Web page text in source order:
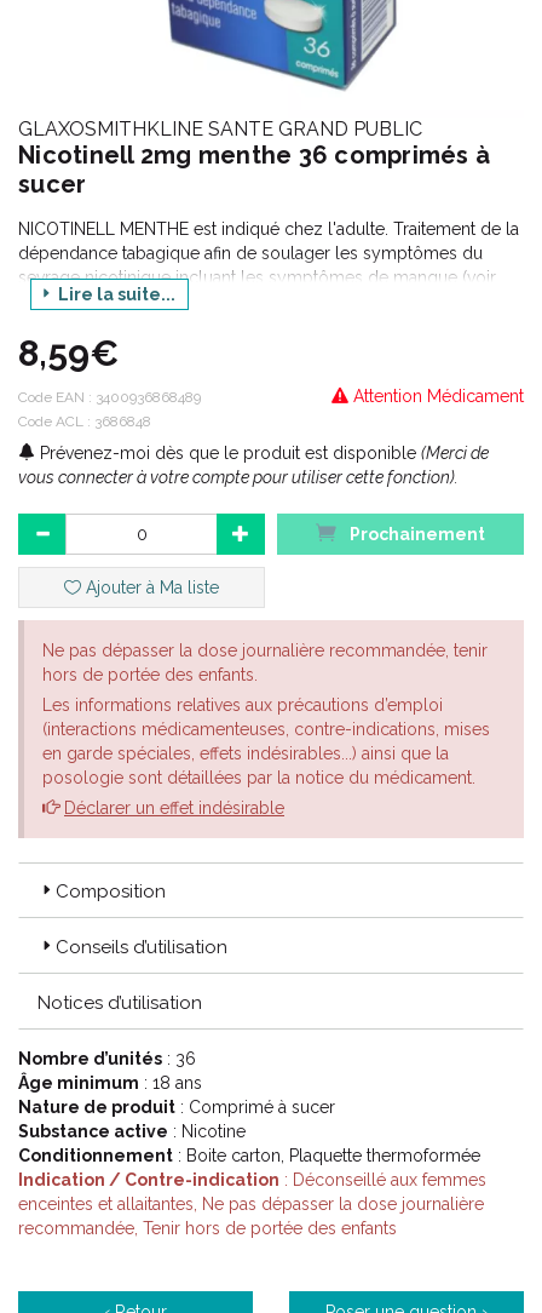
GLAXOSMITHKLINE SANTE GRAND PUBLIC
Nicotinell 2mg menthe 36 comprimés à
sucer
NICOTINELL MENTHE est indiqué chez l'adulte. Traitement de la
dépendance tabagique afin de soulager les symptômes du
sevrage nicotinique incluant les symptômes de manque (voir
section Propriétés pharmacodynamiques), dans le but de
consommation chez les fumeurs motivés à l'arrêt. L'arrêt
complet du tabac est l'objectif final. NICOTINELL MENTHE 2 mg,
comprimé à sucer est à utiliser chez les sujets ayant de sévères
symptômes de sevrage tabagique. Une prise en charge adaptée
augmente les chances de succès à l'arrêt du tabac.
Lire la suite...
8,59€
Attention Médicament
Code EAN : 3400936868489
Code ACL : 3686848
Prévenez-moi dès que le produit est disponible (Merci de
vous connecter à votre compte pour utiliser cette fonction).
Prochainement
Ajouter à Ma liste
Ne pas dépasser la dose journalière recommandée, tenir
hors de portée des enfants.
Les informations relatives aux précautions d’emploi
(interactions médicamenteuses, contre-indications, mises
en garde spéciales, effets indésirables...) ainsi que la
posologie sont détaillées par la notice du médicament.
Déclarer un effet indésirable
Composition
Conseils d’utilisation
Notices d’utilisation
Nombre d’unités : 36
Âge minimum : 18 ans
Nature de produit : Comprimé à sucer
Substance active : Nicotine
Conditionnement : Boite carton, Plaquette thermoformée
Indication / Contre-indication : Déconseillé aux femmes
enceintes et allaitantes, Ne pas dépasser la dose journalière
recommandée, Tenir hors de portée des enfants